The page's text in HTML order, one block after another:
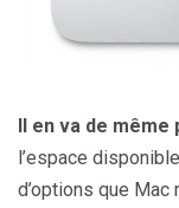
Il en va de
l’espace
d’options que Mac